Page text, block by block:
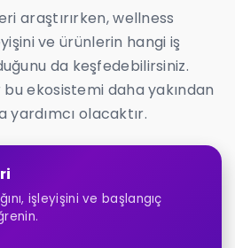
araştırırken, wellness
ve ürünlerin hangi iş
da keşfedebilirsiniz.
ekosistemi daha yakından
yardımcı olacaktır.
işleyişini ve başlangıç